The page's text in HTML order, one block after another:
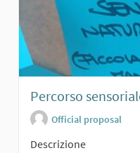
Percorso
Official proposal
Descrizione